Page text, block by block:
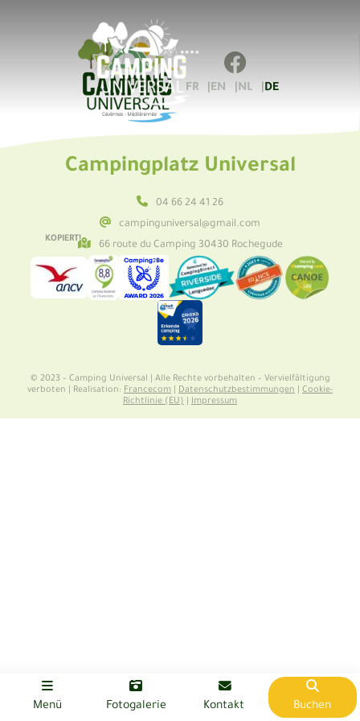
FR EN NL DE
Campingplatz Universal
04 66 24 41 26
campinguniversal@gmail.com
KOPIERT!
66 route du Camping 30430 Rochegude
© 2023 – Camping Universal | Alle Rechte vorbehalten – Vervielfältigung
verboten | Realisation: Francecom Datenschutzbestimmungen
Cookie-
Richtlinie (EU)
Impressum
Menü Fotogalerie Kontakt Buchen